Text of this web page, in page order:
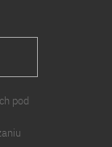
pod